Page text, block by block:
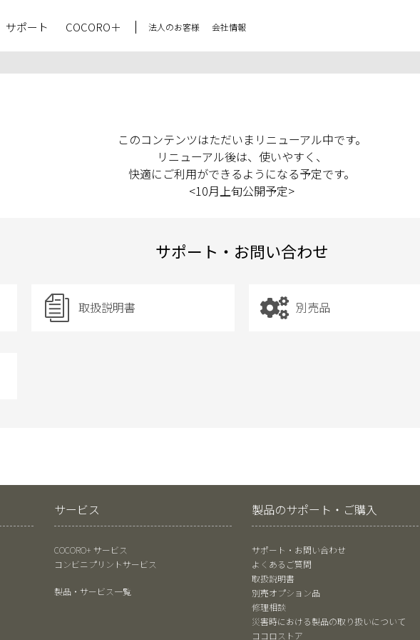
サポート COCORO＋ 法人のお客様
会社情報
このコンテンツはただいまリニューアル中です。
リニューアル後は、使いやすく、
快適にご利用ができるようになる予定です。
<10月上旬公開予定>
サポート・お問い合わせ
取扱説明書 別売品
サービス
COCORO+ サービス
コンビニプリントサービス
製品・サービス一覧
製品のサポート・ご購入
サポート・お問い合わせ
よくあるご質問
取扱説明書
別売オプション品
修理相談
災害時における製品の取り扱いについて
ココロストア